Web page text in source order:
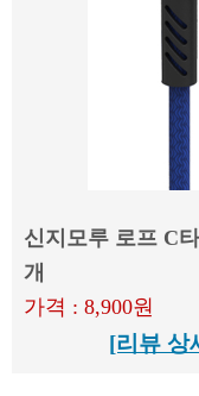
신지모루 로프 C
개
가격 : 8,900원
[리뷰 상